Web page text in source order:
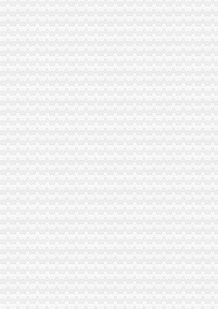
市一般纳税人公司条件场监管信用信息建设专题会议在北培圆满召开
石柱局三项措施有效整县城农贸市一般纳税人公司条件场